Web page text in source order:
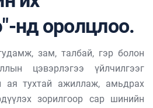
нд оролцлоо.
зам, талбай, гэр болон
цэвэрлэгээ үйлчилгээг
ая тухтай ажиллаж, амьдрах
зорилгоор сар шинийн